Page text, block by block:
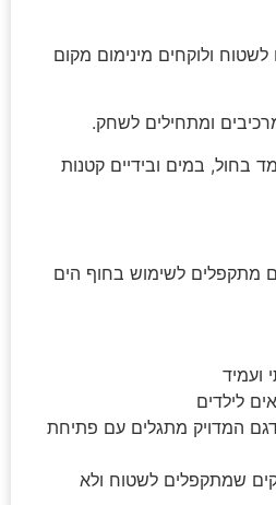
ולוקחים מינימום מקום
ומתחילים לשחק.
בחול, במים ובידיים קטנות
דלי ים מתקפלים לשימוש בחוף הים
ועמיד
לילדים
המדויק מתגלים עם פתיחת
מתקפל: 4 חלקים שמתקפלים לשטוח ולא